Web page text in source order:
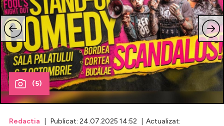
Lifestyle
Celebrități
Breaking News
(5)
Redactia | Publicat: 24.07.2025 14:52 | Actualizat: